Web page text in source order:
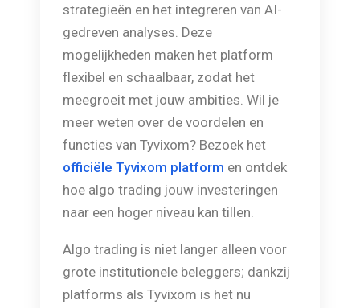
strategieën en het integreren van AI-
gedreven analyses. Deze
mogelijkheden maken het platform
flexibel en schaalbaar, zodat het
meegroeit met jouw ambities. Wil je
meer weten over de voordelen en
functies van Tyvixom? Bezoek het
officiële Tyvixom platform en ontdek
hoe algo trading jouw investeringen
naar een hoger niveau kan tillen.
Algo trading is niet langer alleen voor
grote institutionele beleggers; dankzij
platforms als Tyvixom is het nu